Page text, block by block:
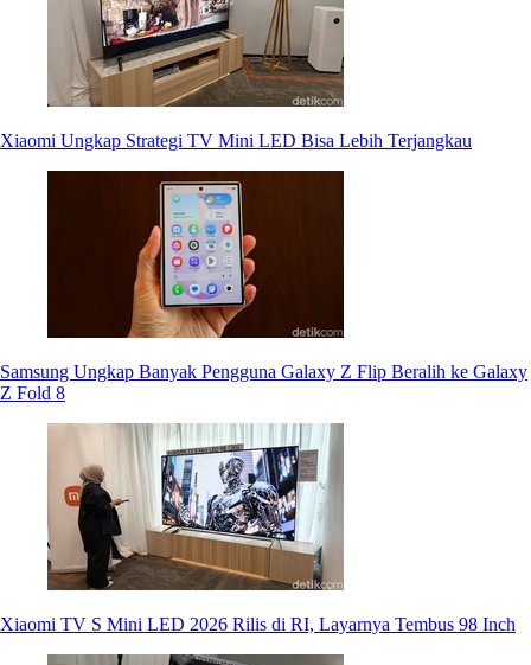
Xiaomi Ungkap Strategi TV Mini LED Bisa Lebih Terjangkau
Samsung Ungkap Banyak Pengguna Galaxy Z Flip Beralih ke Galaxy
Z Fold 8
Xiaomi TV S Mini LED 2026 Rilis di RI, Layarnya Tembus 98 Inch